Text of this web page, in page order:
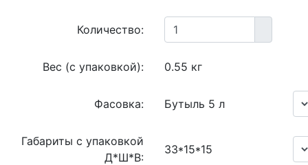
Количество:
Вес (с упаковкой): 0.55 кг
Фасовка: Бутыль 5 л
Габариты с упаковкой
Д*Ш*В:
33*15*15